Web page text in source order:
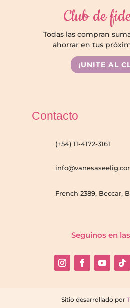
Club de
Todas las compran
ahorrar en tus
¡UNITE AL
Contacto
(+54) 11-4172-3161
French 2389, Beccar,
Seguinos en
Sitio desarrollado por